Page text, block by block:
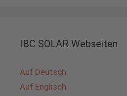
IBC SOLAR Webseiten
Auf Deutsch
Auf Englisch